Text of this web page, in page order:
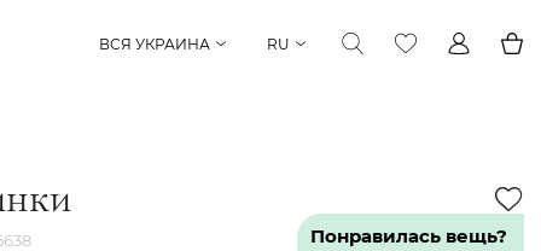
ВСЯ УКРАИНА RU
Понравилась вещь?